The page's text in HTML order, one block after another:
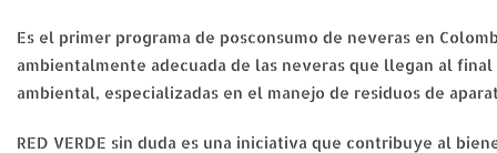
Es el primer programa de posconsumo de neveras en
ambientalmente adecuada de las neveras que llegan al
ambiental, especializadas en el manejo de residuos de
RED VERDE sin duda es una iniciativa que contribuye al